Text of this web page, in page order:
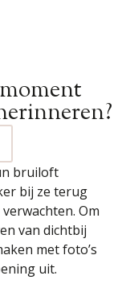
bruiloft
bij ze terug
Om
van dichtbij
met foto’s
uit.